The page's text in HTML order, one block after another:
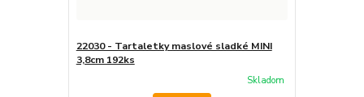
22030 - Tartaletky maslové sladké MINI
3,8cm 192ks
Skladom